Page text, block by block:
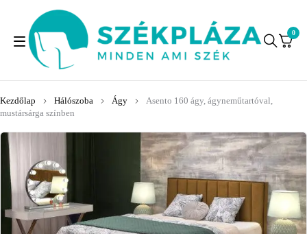
0
Kezdőlap Hálószoba Ágy
Asento 160 ágy, ágyneműtartóval,
mustársárga színben